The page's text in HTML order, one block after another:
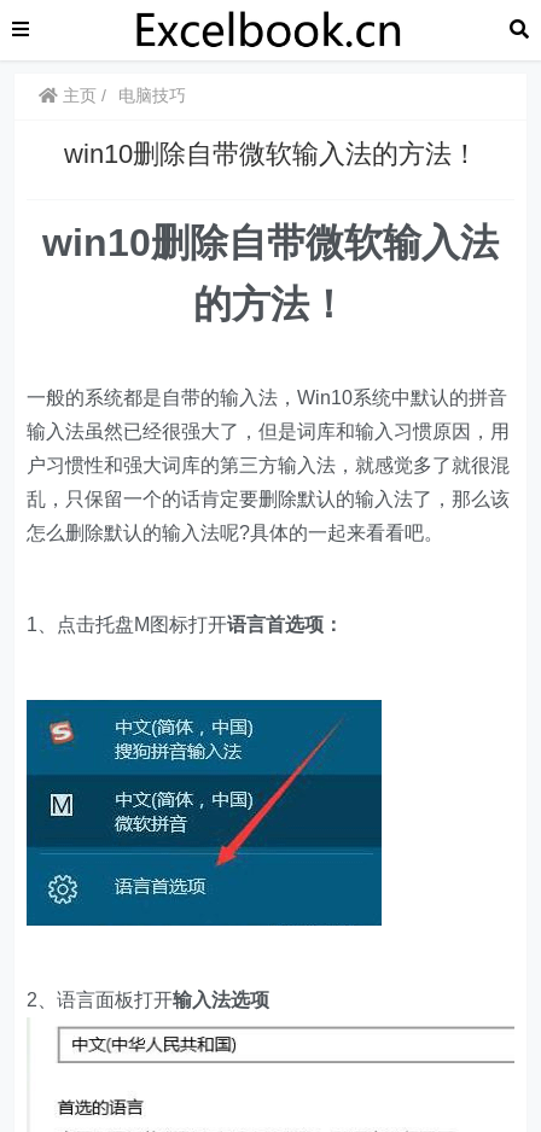
主页 电脑技巧
​​win10删除自带微软输入法的方法！
win10删除自带微软输入法
的方法！
​一般的系统都是自带的输入法，Win10系统中默认的拼音
输入法虽然已经很强大了，但是词库和输入习惯原因，用
户习惯性和强大词库的第三方输入法，就感觉多了就很混
乱，只保留一个的话肯定要删除默认的输入法了，那么该
怎么删除默认的输入法呢?具体的一起来看看吧。
1、点击托盘M图标打开语言首选项：
2、语言面板打开输入法选项